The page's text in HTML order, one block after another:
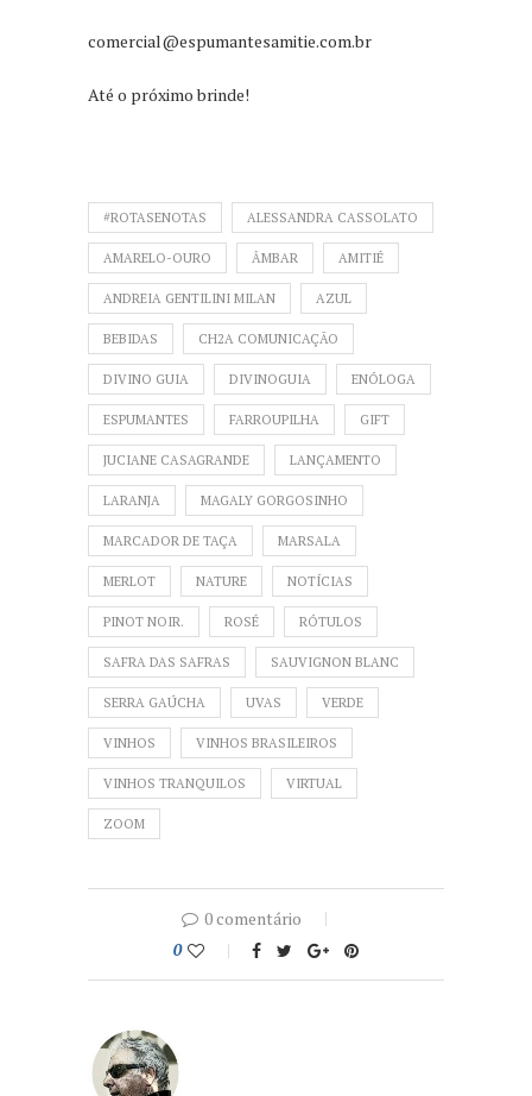
comercial@espumantesamitie.com.br
Até o próximo brinde!
#ROTASENOTAS ALESSANDRA CASSOLATO
AMARELO-OURO ÂMBAR AMITIÉ
ANDREIA GENTILINI MILAN AZUL
BEBIDAS CH2A COMUNICAÇÃO
DIVINO GUIA DIVINOGUIA ENÓLOGA
ESPUMANTES FARROUPILHA GIFT
JUCIANE CASAGRANDE LANÇAMENTO
LARANJA MAGALY GORGOSINHO
MARCADOR DE TAÇA MARSALA
MERLOT NATURE NOTÍCIAS
PINOT NOIR. ROSÉ RÓTULOS
SAFRA DAS SAFRAS SAUVIGNON BLANC
SERRA GAÚCHA UVAS VERDE
VINHOS VINHOS BRASILEIROS
VINHOS TRANQUILOS VIRTUAL
ZOOM
0 comentário
0